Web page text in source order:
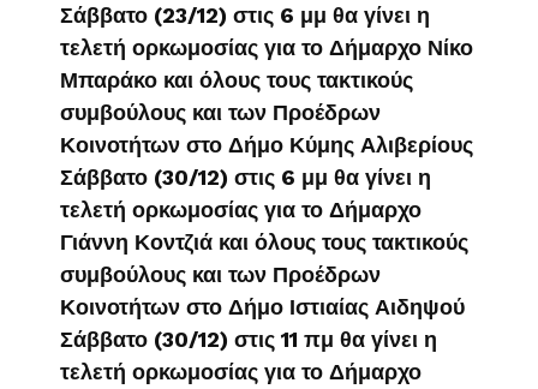
Σάββατο (23/12) στις 6 μμ θα γίνει η
τελετή ορκωμοσίας για το Δήμαρχο Νίκο
Μπαράκο και όλους τους τακτικούς
συμβούλους και των Προέδρων
Κοινοτήτων στο Δήμο Κύμης Αλιβερίους
Σάββατο (30/12) στις 6 μμ θα γίνει η
τελετή ορκωμοσίας για το Δήμαρχο
Γιάννη Κοντζιά και όλους τους τακτικούς
συμβούλους και των Προέδρων
Κοινοτήτων στο Δήμο Ιστιαίας Αιδηψού
Σάββατο (30/12) στις 11 πμ θα γίνει η
τελετή ορκωμοσίας για το Δήμαρχο